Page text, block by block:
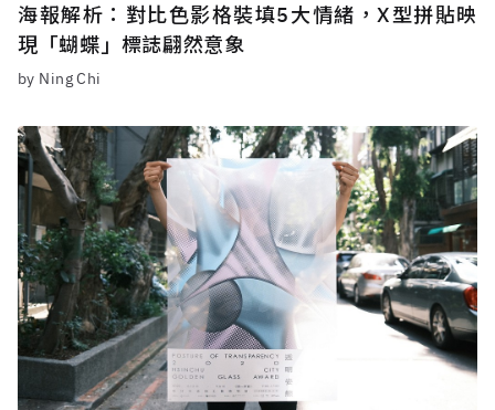
海報解析：對比色影格裝填5大情緒，X型拼貼映
現「蝴蝶」標誌翩然意象
by Ning Chi